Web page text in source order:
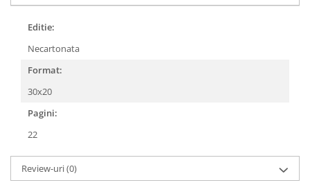
ScienceConnection
TP ROLL
Editie:
Necartonata
Format:
30x20
Pagini:
22
Review-uri(0)